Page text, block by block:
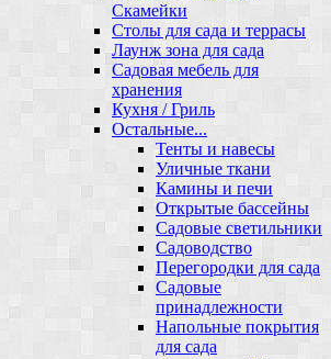
Скамейки
Столы для сада и террасы
Лаунж зона для сада
Садовая мебель для
хранения
Кухня / Гриль
Остальные...
Тенты и навесы
Уличные ткани
Камины и печи
Открытые бассейны
Садовые светильники
Садоводство
Перегородки для сада
Садовые
принадлежности
Напольные покрытия
для сада